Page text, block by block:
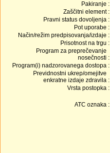
Pakiranje :
Zaščitni element :
Pravni status dovoljenja :
Pot uporabe :
Način/režim predpisovanja/izdaje :
Prisotnost na trgu :
Program za preprečevanje
nosečnosti :
Program(i) nadzorovanega dostopa :
Previdnostni ukrep/omejitve
enkratne izdaje zdravila :
Vrsta postopka :
ATC oznaka :